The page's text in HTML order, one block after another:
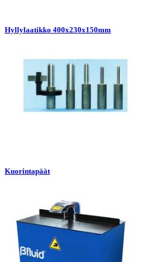
Hyllylaatikko 400x230x150mm
Kuorintapäät